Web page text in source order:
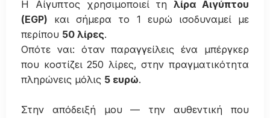
Η Αίγυπτος χρησιμοποιεί τηλίρα Αιγύπτου
(EGP) και σήμερα το 1 ευρώ ισοδυναμεί με
περίπου 50 λίρες.
Οπότε ναι: όταν παραγγείλεις ένα μπέργκερ
που κοστίζει 250 λίρες, στην πραγματικότητα
πληρώνεις μόλις 5 ευρώ.
Στην απόδειξή μου — την αυθεντική που